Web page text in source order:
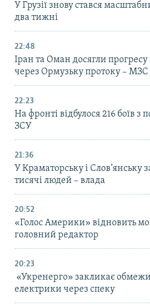
У Грузії знову стався
два тижні
22:48
Іран та Оман досягли
через Ормузьку протоку – МЗС
22:23
На фронті відбулося 216 боїв з
ЗСУ
21:36
У Краматорську і Слов’янську
тисячі людей – влада
20:52
«Голос Америки» відновить
головний редактор
20:23
«Укренерго» закликає
електрики через спеку